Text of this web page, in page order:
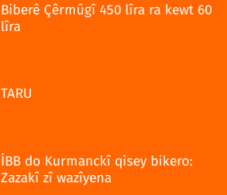
Biberê Çêrmûgî 450 lîra ra kewt 60
lîra
TARU
İBB do Kurmanckî qisey bikero:
Zazakî zî wazîyena